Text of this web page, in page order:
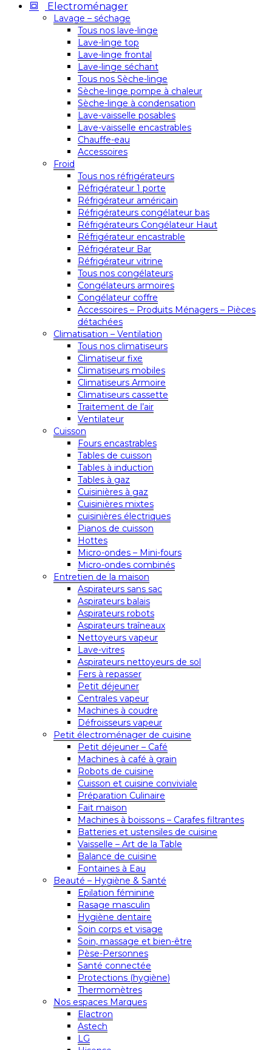
Electroménager
Lavage – séchage
Tous nos lave-linge
Lave-linge top
Lave-linge frontal
Lave-linge séchant
Tous nos Sèche-linge
Sèche-linge pompe à chaleur
Sèche-linge à condensation
Lave-vaisselle posables
Lave-vaisselle encastrables
Chauffe-eau
Accessoires
Froid
Tous nos réfrigérateurs
Réfrigérateur 1 porte
Réfrigérateur américain
Réfrigérateurs congélateur bas
Réfrigérateurs Congélateur Haut
Réfrigérateur encastrable
Réfrigérateur Bar
Réfrigérateur vitrine
Tous nos congélateurs
Congélateurs armoires
Congélateur coffre
Accessoires – Produits Ménagers – Pièces
détachées
Climatisation – Ventilation
Tous nos climatiseurs
Climatiseur fixe
Climatiseurs mobiles
Climatiseurs Armoire
Climatiseurs cassette
Traitement de l’air
Ventilateur
Cuisson
Fours encastrables
Tables de cuisson
Tables à induction
Tables à gaz
Cuisinières à gaz
Cuisinières mixtes
cuisinières électriques
Pianos de cuisson
Hottes
Micro-ondes – Mini-fours
Micro-ondes combinés
Entretien de la maison
Aspirateurs sans sac
Aspirateurs balais
Aspirateurs robots
Aspirateurs traîneaux
Nettoyeurs vapeur
Lave-vitres
Aspirateurs nettoyeurs de sol
Fers à repasser
Petit déjeuner
Centrales vapeur
Machines à coudre
Défroisseurs vapeur
Petit électroménager de cuisine
Petit déjeuner – Café
Machines à café à grain
Robots de cuisine
Cuisson et cuisine conviviale
Préparation Culinaire
Fait maison
Machines à boissons – Carafes filtrantes
Batteries et ustensiles de cuisine
Vaisselle – Art de la Table
Balance de cuisine
Fontaines à Eau
Beauté – Hygiène & Santé
Epilation féminine
Rasage masculin
Hygiène dentaire
Soin corps et visage
Soin, massage et bien-être
Pèse-Personnes
Santé connectée
Protections (hygiène)
Thermomètres
Nos espaces Marques
Elactron
Astech
LG